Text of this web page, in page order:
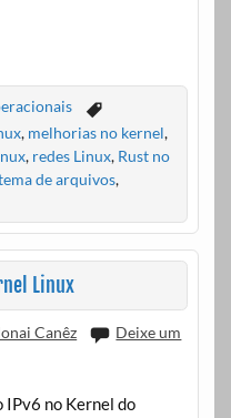
, melhorias no kernel,
, redes Linux, Rust no
de arquivos,
Linux
Canêz
Deixe um
IPv6 no Kernel do